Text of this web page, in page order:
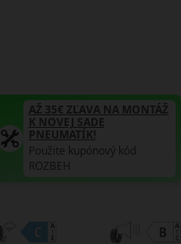
AŽ 35€ ZĽAVA NA MONTÁŽ
K NOVEJ SADE
PNEUMATÍK!
Použite kupónový kód
ROZBEH